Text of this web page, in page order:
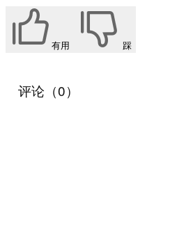
有用 踩
评论（0）